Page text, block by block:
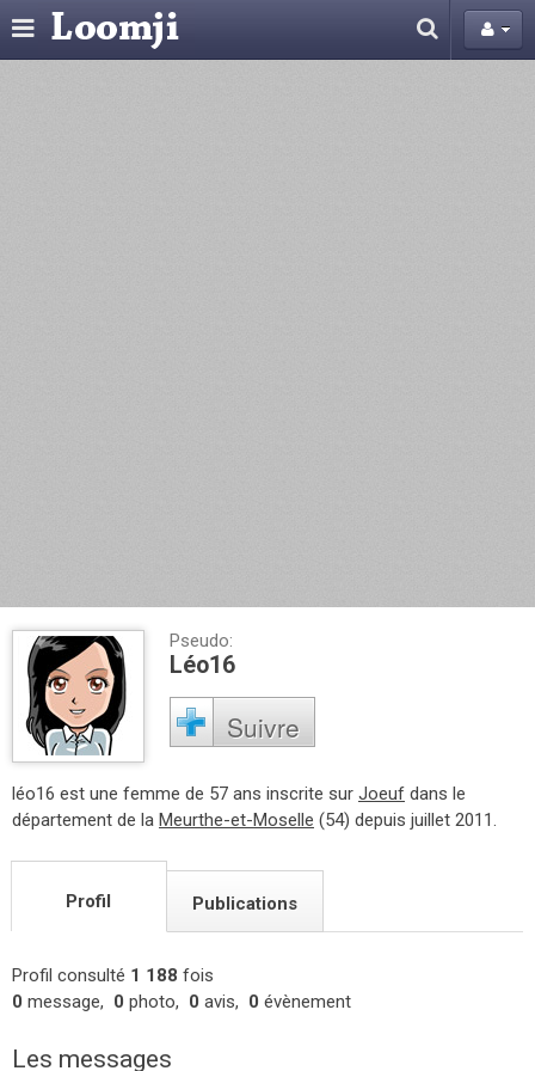
Pseudo:
Léo16
Suivre
léo16 est une femme de 57 ans inscrite sur Joeuf dans le
département de la Meurthe-et-Moselle (54) depuis juillet 2011.
Profil Publications
Profil consulté 1 188 fois
0 message, 0 photo, 0 avis, 0 évènement
Les messages